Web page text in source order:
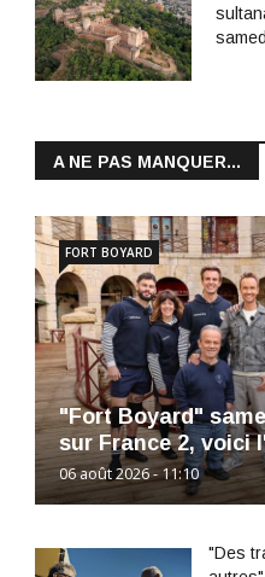
A NE PAS MANQUER...
"Fort Boyard"
sur France 2, voici
06 août 2026 - 11:10
FORT BOYARD
"Des